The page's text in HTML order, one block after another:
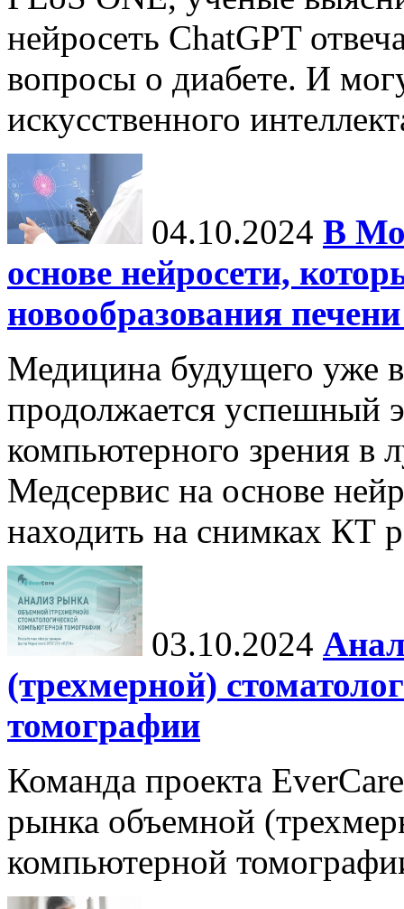
нейросеть ChatGPT
вопросы о диабете. И
искусственного
04.10.2024 В
основе нейросети,
новообразования
Медицина будущего уже
продолжается успешный
компьютерного зрения в
Медсервис на основе
находить на снимках КТ
03.10.2024
(трехмерной)
томографии
Команда проекта
рынка объемной
компьютерной